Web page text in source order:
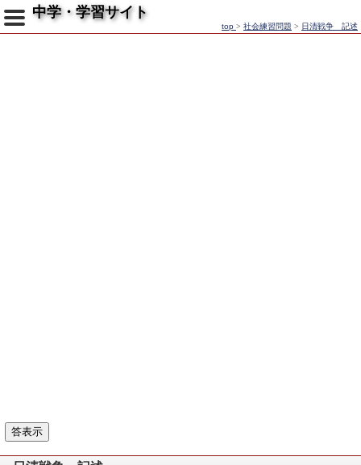
中学・学習サイト
top > 社会練習問題 > 日清戦争 記述